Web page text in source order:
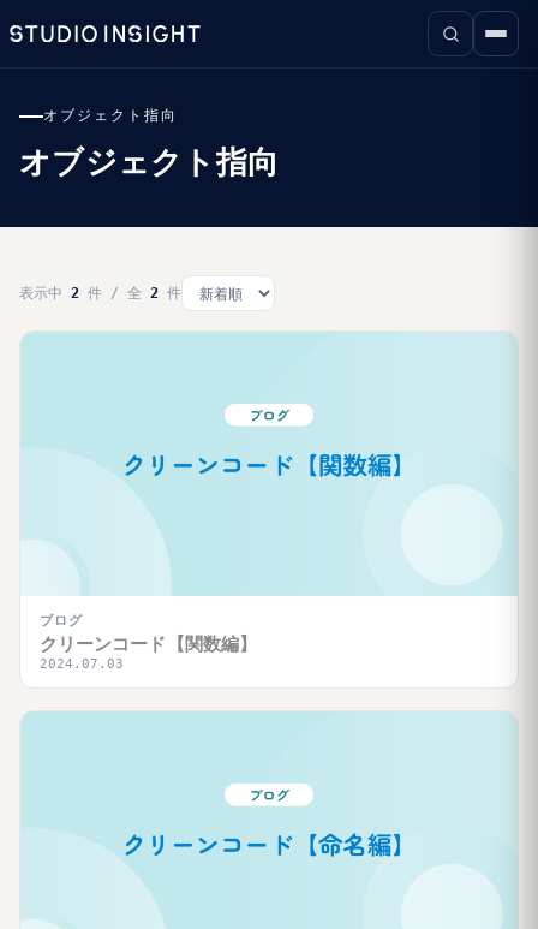
オブジェクト指向
オブジェクト指向
表示中 2 件 / 全 2 件
ブログ
クリーンコード【関数編】
2024.07.03